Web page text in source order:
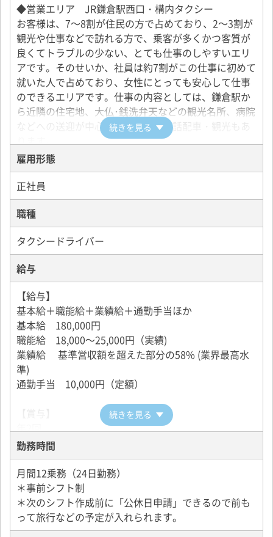
◆営業エリア JR鎌倉駅西口・構内タクシー
お客様は、7～8割が住民の方で占めており、2～3割が
観光や仕事などで訪れる方で、乗客が多くかつ客質が
良くてトラブルの少ない、とても仕事のしやすいエリ
アです。そのせいか、社員は約7割がこの仕事に初めて
就いた人で占めており、女性にとっても安心して仕事
のできるエリアです。仕事の内容としては、鎌倉駅か
ら近隣の住宅地、大仏･銭洗弁天などの観光名所、病院
などへの送迎が中心です。また、電話配車・観光もあ
◆使用車両
当社の主な車両は、プリウスとカローラ・ハイブリッ
ドです。最初からタクシー専用車を使わず、あえて市
販のガソリン車を選定したのは、
・最新の安全設計を取り入れた車両を選べること
・環境にやさしいこと
を重視したからです。最新のカローラにいたっては、
エアバッグが６個もついており、乗務員・乗客の安全
に一層寄与するものと考えています。
採用後、神奈川タクシーセンターで3日間の研修があり
ます。また、別に会社ではマニュアル･地理・添乗教育
など充実した研修がありますので初めての方でも安心
です。
続きを見る
雇用形態
正社員
職種
タクシードライバー
給与
【給与】
基本給＋職能給＋業績給＋通勤手当ほか
基本給 180,000円
職能給 18,000～25,000円（実績)
業績給 基準営収額を超えた部分の58% (業界最高水
準)
通勤手当 10,000円（定額）
続きを見る
勤務時間
月間12乗務（24日勤務）
＊事前シフト制
＊次のシフト作成前に「公休日申請」できるので前も
って旅行などの予定が入れられます。